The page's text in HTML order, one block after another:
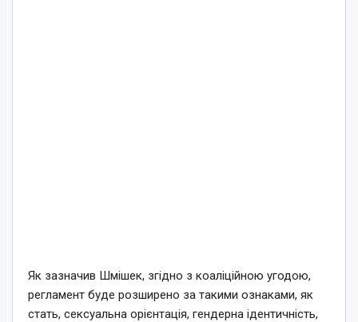
Як зазначив Шмішек, згідно з коаліційною угодою,
регламент буде розширено за такими ознаками, як
стать, сексуальна орієнтація, гендерна ідентичність,